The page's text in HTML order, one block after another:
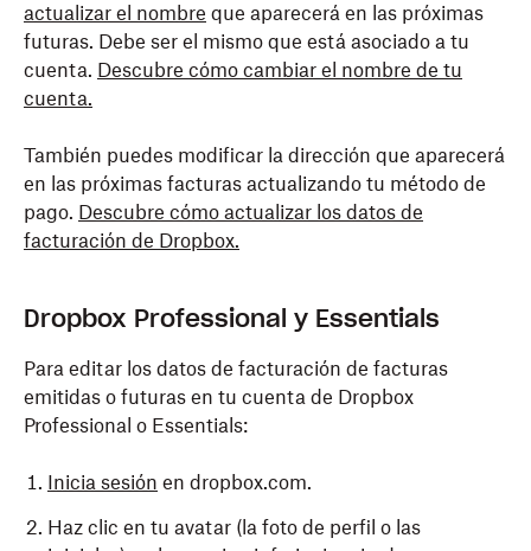
actualizar el nombre que aparecerá en las próximas
futuras. Debe ser el mismo que está asociado a tu
cuenta. Descubre cómo cambiar el nombre de tu
cuenta.
También puedes modificar la dirección que aparecerá
en las próximas facturas actualizando tu método de
pago. Descubre cómo actualizar los datos de
facturación de Dropbox.
Dropbox Professional y Essentials
Para editar los datos de facturación de facturas
emitidas o futuras en tu cuenta de Dropbox
Professional o Essentials:
Inicia sesión en dropbox.com.
Haz clic en tu avatar (la foto de perfil o las